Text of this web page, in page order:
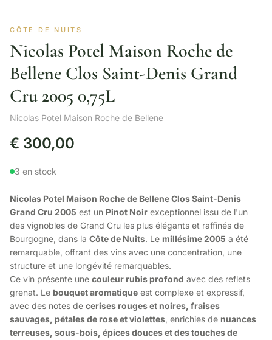
CÔTE DE NUITS
Nicolas Potel Maison Roche de
Bellene Clos Saint-Denis Grand
Cru 2005 0,75L
Nicolas Potel Maison Roche de Bellene
€ 300,00
3 en stock
Nicolas Potel Maison Roche de Bellene Clos Saint-Denis
Grand Cru 2005 est un Pinot Noir exceptionnel issu de l'un
des vignobles de Grand Cru les plus élégants et raffinés de
Bourgogne, dans la Côte de Nuits. Le millésime 2005 a été
remarquable, offrant des vins avec une concentration, une
structure et une longévité remarquables.
Ce vin présente une couleur rubis profond avec des reflets
grenat. Le bouquet aromatique est complexe et expressif,
avec des notes de cerises rouges et noires, fraises
sauvages, pétales de rose et violettes, enrichies de nuances
terreuses, sous-bois, épices douces et des touches de